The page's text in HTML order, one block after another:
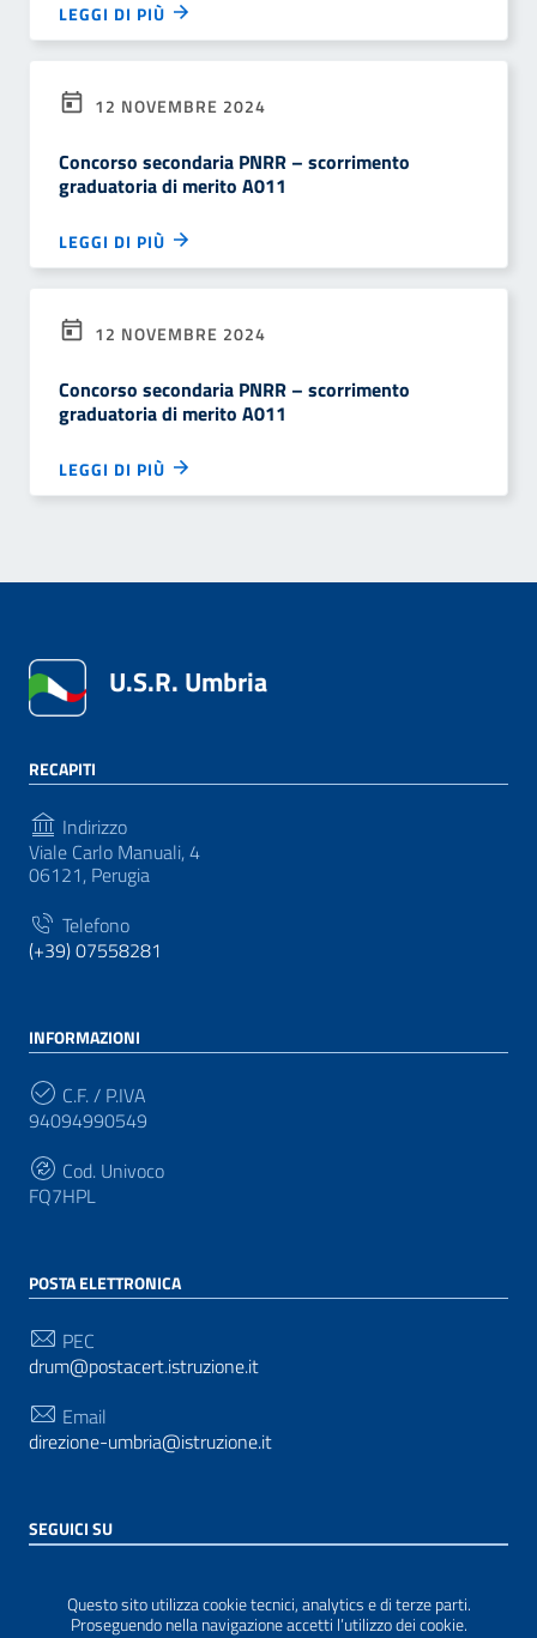
Questo sito utilizza cookie tecnici, analytics e di terze parti.
Proseguendo nella navigazione accetti l’utilizzo dei cookie.
LEGGI DI PIÙ
12 NOVEMBRE 2024
Concorso secondaria PNRR – scorrimento
graduatoria di merito A011
LEGGI DI PIÙ
12 NOVEMBRE 2024
Concorso secondaria PNRR – scorrimento
graduatoria di merito A011
LEGGI DI PIÙ
U.S.R. Umbria
RECAPITI
Indirizzo
Viale Carlo Manuali, 4
06121, Perugia
Telefono
(+39) 07558281
INFORMAZIONI
C.F. / P.IVA
94094990549
Cod. Univoco
FQ7HPL
POSTA ELETTRONICA
PEC
drum@postacert.istruzione.it
Email
direzione-umbria@istruzione.it
SEGUICI SU
WordPress
|Tema grafico ItaliaWP2 | Basato sul